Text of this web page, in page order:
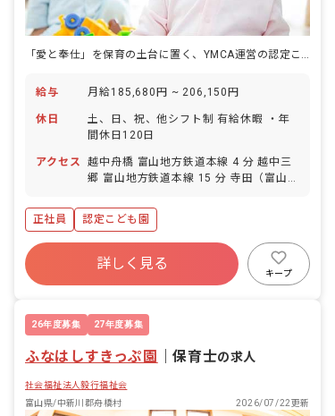
「愛と奉仕」を保育の土台に置く、YMCA運営の認定こども園です。
給与 月給185,680円 ~ 206,150円
休日
土、日、祝、他シフト制 有給休暇 ・年
間休日120日
アクセス
越中舟橋 富山地方鉄道本線 4 分 越中三
郷 富山地方鉄道本線 15 分 寺田（富山）
山地方鉄道立山線 16 分 越中泉 富山地方
鉄道本線 25 分
正社員 認定こども園
詳しく見る
キープ
26年度募集 27年度募集
ふなはしすきっぷ園 ｜保育士の求人
社会福祉法人毅行福祉会
富山県/中新川郡舟橋村
2026/07/22更新